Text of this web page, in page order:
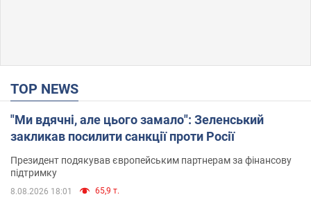
TOP NEWS
"Ми вдячні, але цього замало": Зеленський
закликав посилити санкції проти Росії
Президент подякував європейським партнерам за фінансову
підтримку
8.08.2026 18:01 65,9 т.